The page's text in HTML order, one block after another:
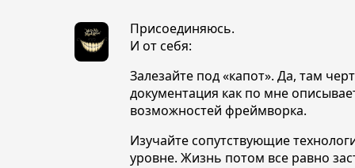
Присоединяюсь.
И от себя:
Залезайте под«капот». Да, там
документация как по мне
возможностей фреймворка.
Изучайте сопутствующие
уровне. Жизнь потом все равно